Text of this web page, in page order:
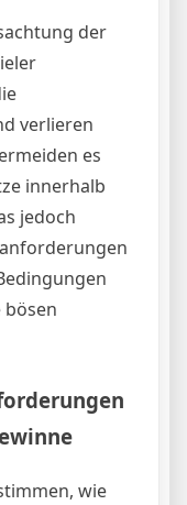
der
verlieren
es
innerhalb
jedoch
bösen
wie